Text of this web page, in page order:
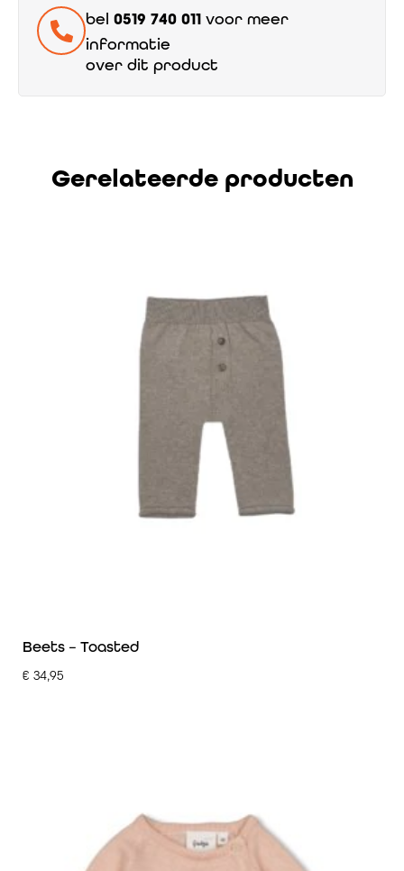
bel 0519 740 011 voor meer
informatie
over dit product
Gerelateerde producten
Beets – Toasted
€ 34,95